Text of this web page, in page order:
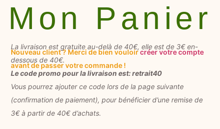
Mon Panier
Nouveau client ? Merci de bien vouloircréer votre compte
avant de passer votre commande !
La livraison est gratuite au-delà de 40€, elle est de 3€ en-
dessous de 40€.
Le code promo pour la livraison est: retrait40
Vous pourrez ajouter ce code lors de la page suivante
(confirmation de paiement), pour bénéficier d’une remise de
3€ à partir de 40€ d’achats.